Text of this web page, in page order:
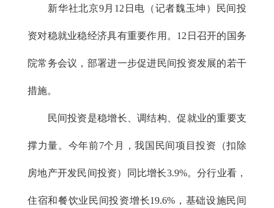
新华社北京9月12日电（记者魏玉坤）民间投
资对稳就业稳经济具有重要作用。12日召开的国务
院常务会议，部署进一步促进民间投资发展的若干
措施。
民间投资是稳增长、调结构、促就业的重要支
撑力量。今年前7个月，我国民间项目投资（扣除
房地产开发民间投资）同比增长3.9%。分行业看，
住宿和餐饮业民间投资增长19.6%，基础设施民间